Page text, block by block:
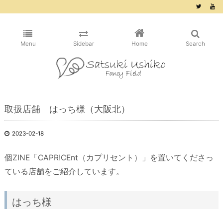
Menu Sidebar Home Search
取扱店舗 はっち様（大阪北）
2023-02-18
個ZINE「CAPR!CEnt（カプリセント）」を置いてくださっ
ている店舗をご紹介しています。
はっち様